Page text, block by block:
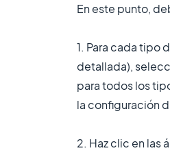
En este punto,
1. Para cada tipo
detallada),
para todos los
la configuración
2. Haz clic en las